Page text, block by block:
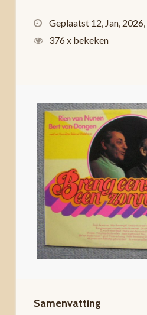
Geplaatst 12, Jan,
376 x bekeken
Samenvatting